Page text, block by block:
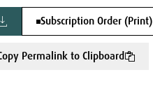
Subscription Order (Print)
Permalink to Clipboard